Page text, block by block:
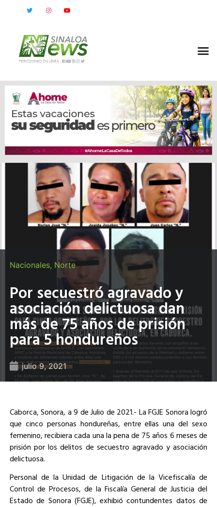
Nacionales, Norte
Por secuestró agravado y
asociación delictuosa dan
más de 75 años de prisión
para 5 hondureños
julio 9, 2021
Caborca, Sonora, a 9 de Julio de 2021.- La FGJE Sonora logró
que cinco personas hondureñas, entre ellas una del sexo
femenino, recibiera cada una la pena de 75 años 6 meses de
prisión por los delitos de secuestro agravado y asociación
delictuosa.
Personal de la Unidad de Litigación de la Vicefiscalía de
Control de Procesos, de la Fiscalía General de Justicia del
Estado de Sonora (FGJE), exhibió contundentes datos de